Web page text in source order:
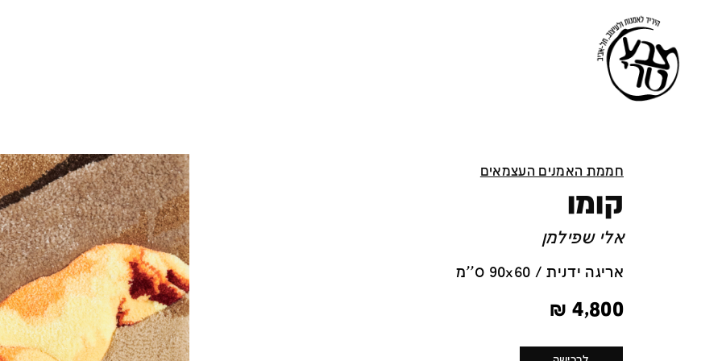
חממת האמנים העצמאים
קומו
אלי שפילמן
אריגה ידנית / 90x60 ס''מ
4,800
₪